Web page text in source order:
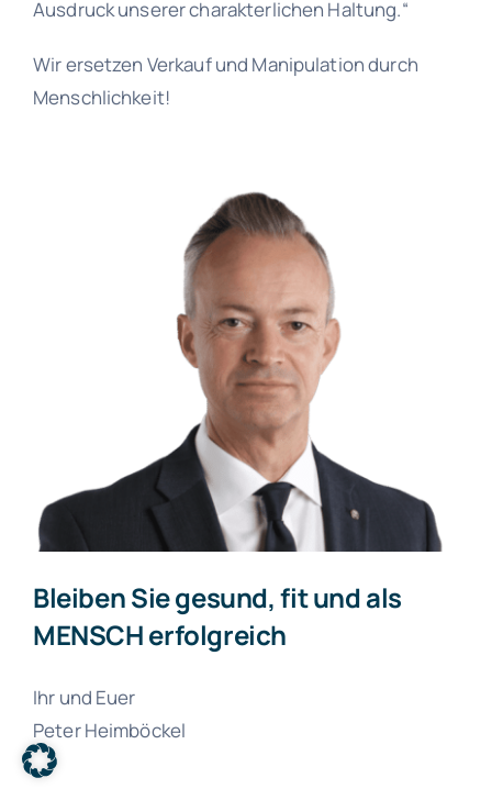
Ausdruck unserer charakterlichen Haltung.“
Wir ersetzen Verkauf und Manipulation durch
Menschlichkeit!
Bleiben Sie gesund, fit und als
MENSCH erfolgreich
Ihr und Euer
Peter Heimböckel